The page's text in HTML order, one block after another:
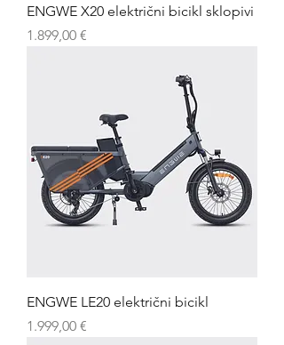
ENGWE X20 električni bicikl sklopivi
Cijena
1.899,00 €
ENGWE LE20 električni bicikl
Cijena
1.999,00 €